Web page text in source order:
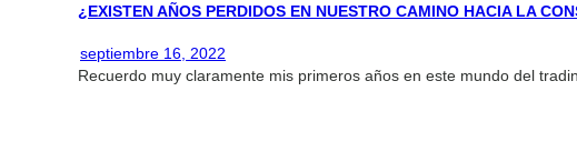
¿EXISTEN AÑOS PERDIDOS EN NUESTRO CAMINO HACIA LA
septiembre 16, 2022
Recuerdo muy claramente mis primeros años en este mundo del